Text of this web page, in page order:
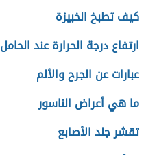
كيف تطبخ الخبيزة
ارتفاع درجة الحرارة عند الحامل
عبارات عن الجرح والألم
ما هي أعراض الناسور
تقشر جلد الأصابع